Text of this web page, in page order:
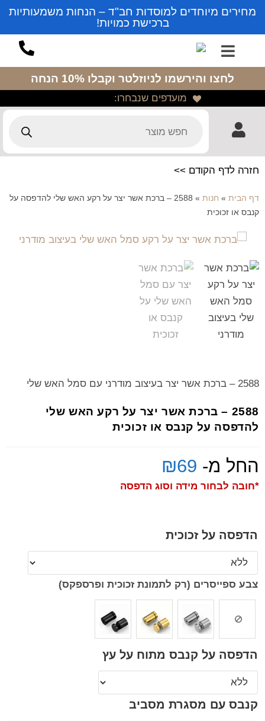
מחירים מיוחדים למוסדות חב"ד – הנחות משמעותיות
ברכישת כמויות!
לחצו והירשמו לניוזלטר וקבלו 10% הנחה
מועדפים שנבחרו:
חזרה לדף הקודם >>
דף הבית » חנות »
2588 – ברכת אשר יצר על רקע האש שלי להדפסה על
קנבס או זכוכית
2588 – ברכת אשר יצר בעיצוב מודרני עם סמל האש שלי
2588 – ברכת אשר יצר על רקע האש שלי
להדפסה על קנבס או זכוכית
החל מ- ₪69
*חובה לבחור מידה וסוג הדפסה
הדפסה על זכוכית
צבע ספייסרים (רק לתמונת זכוכית ופרספקס)
הדפסה על קנבס מתוח על עץ
קנבס עם מסגרת מסביב